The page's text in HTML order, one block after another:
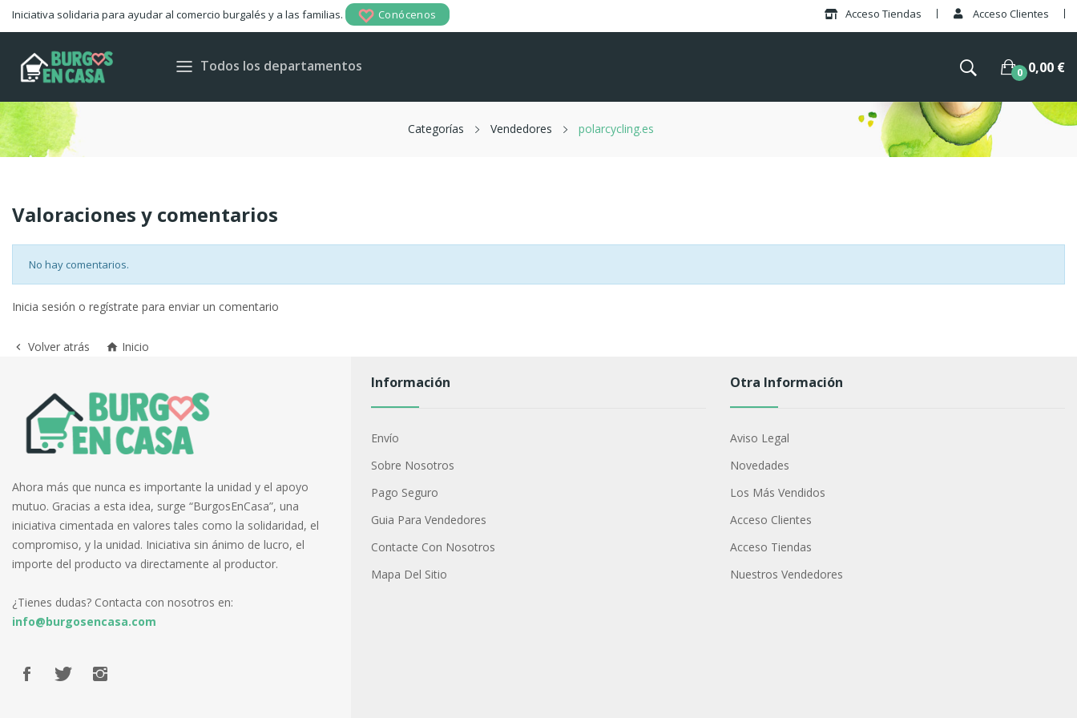
Acceso Clientes
Acceso Tiendas
Iniciativa solidaria para ayudar al comercio burgalés y a las familias. Conócenos
Todos los departamentos 0 0,00 €
Categorías Vendedores polarcycling.es
Valoraciones y comentarios
No hay comentarios.
Inicia sesión o regístrate para enviar un comentario
 Volver atrás  Inicio
Ahora más que nunca es importante la unidad y el apoyo
mutuo. Gracias a esta idea, surge “BurgosEnCasa”, una
iniciativa cimentada en valores tales como la solidaridad, el
compromiso, y la unidad. Iniciativa sin ánimo de lucro, el
importe del producto va directamente al productor.
¿Tienes dudas? Contacta con nosotros en:
info@burgosencasa.com
Información
Envío
Sobre Nosotros
Pago Seguro
Guia Para Vendedores
Contacte Con Nosotros
Mapa Del Sitio
Otra Información
Aviso Legal
Novedades
Los Más Vendidos
Acceso Clientes
Acceso Tiendas
Nuestros Vendedores
×